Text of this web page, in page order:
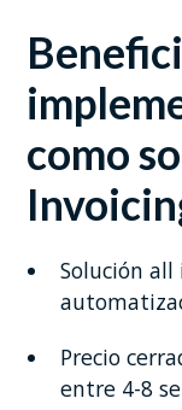
como
Solución all
Precio
entre 4-8